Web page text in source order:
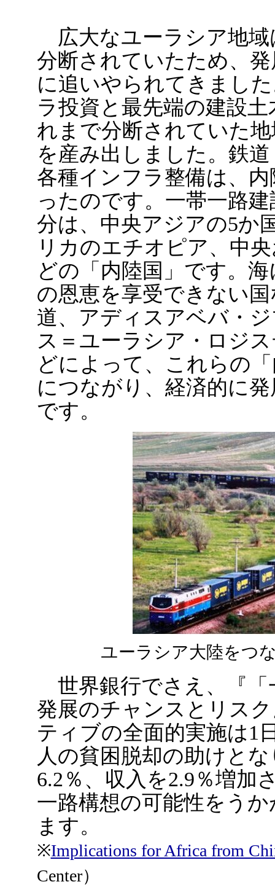
広大なユーラシア地域
分断されていたため、
に追いやられてきまし
ラ投資と最先端の建設
れまで分断されていた
を産み出しました。鉄
各種インフラ整備は、
ったのです。一帯一路
分は、中央アジアの5か
リカのエチオピア、中
どの「内陸国」です。
の恩恵を享受できない
道、アディスアベバ・
ス＝ユーラシア・ロジ
どによって、これらの
につながり、経済的に
です。
ユーラシア大陸をつ
世界銀行でさえ、『「
発展のチャンスとリス
ティブの全面的実施は1
人の貧困脱却の助けと
6.2％、収入を2.9％増加
一路構想の可能性をう
ます。
※Implications for Africa from
Center）